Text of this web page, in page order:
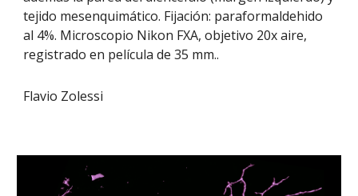
tejido mesenquimático. Fijación: paraformaldehido
al 4%. Microscopio Nikon FXA, objetivo 20x aire,
registrado en película de 35 mm..
Flavio Zolessi